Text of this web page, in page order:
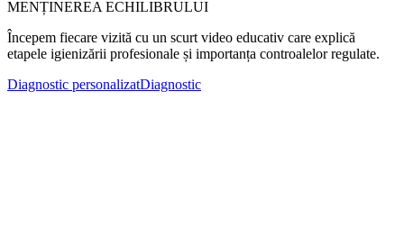
MENȚINEREA ECHILIBRULUI
Începem fiecare vizită cu un scurt video educativ care explică
etapele igienizării profesionale și importanța controalelor regulate.
Diagnostic personalizatDiagnostic